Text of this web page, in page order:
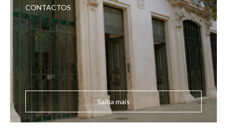
CONTACTOS
Saiba mais